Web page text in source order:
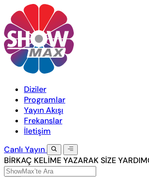
Diziler
Programlar
Yayın Akışı
Frekanslar
İletişim
Canlı Yayın
BİRKAÇ KELİME YAZARAK SİZE